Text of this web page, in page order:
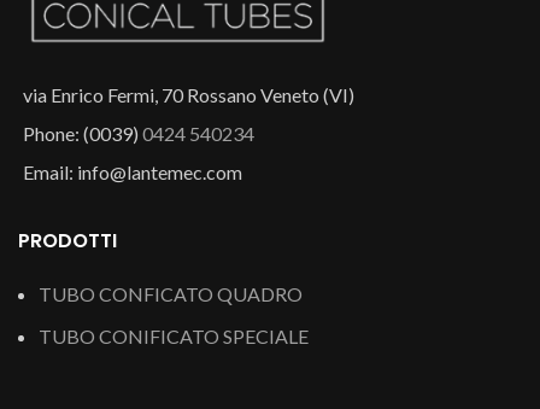
via Enrico Fermi, 70 Rossano Veneto (VI)
Phone: (0039) 0424 540234
Email: info@lantemec.com
PRODOTTI
TUBO CONFICATO QUADRO
TUBO CONIFICATO SPECIALE